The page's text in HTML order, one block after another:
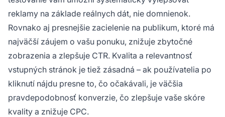
reklamy na základe reálnych dát, nie domnienok.
Rovnako aj presnejšie zacielenie na publikum, ktoré má
najväčší záujem o vašu ponuku, znižuje zbytočné
zobrazenia a zlepšuje CTR. Kvalita a relevantnosť
vstupných stránok je tiež zásadná – ak používatelia po
kliknutí nájdu presne to, čo očakávali, je väčšia
pravdepodobnosť konverzie, čo zlepšuje vaše skóre
kvality a znižuje CPC.